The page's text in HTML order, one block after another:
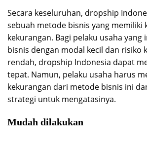
Secara keseluruhan, dropship
sebuah metode bisnis yang memiliki
kekurangan. Bagi pelaku usaha yang
bisnis dengan modal kecil dan risiko
rendah, dropship Indonesia dapat
tepat. Namun, pelaku usaha harus
kekurangan dari metode bisnis ini
strategi untuk mengatasinya.
Mudah dilakukan